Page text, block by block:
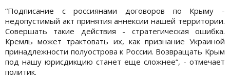
“Подписание с россиянами договоров по Крыму -
недопустимый акт принятия аннексии нашей территории.
Совершать такие действия - стратегическая ошибка.
Кремль может трактовать их, как признание Украиной
принадлежности полуострова к России. Возвращать Крым
под нашу юрисдикцию станет еще сложнее“, - отмечает
политик.